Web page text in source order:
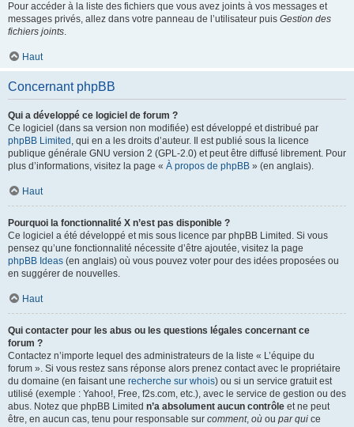
Pour accéder à la liste des fichiers que vous avez joints à vos messages et
messages privés, allez dans votre panneau de l’utilisateur puis Gestion des
fichiers joints.
Haut
Concernant phpBB
Qui a développé ce logiciel de forum ?
Ce logiciel (dans sa version non modifiée) est développé et distribué par
phpBB Limited , qui en a les droits d’auteur. Il est publié sous la licence
publique générale GNU version 2 (GPL-2.0) et peut être diffusé librement. Pour
plus d’informations, visitez la page « À propos de phpBB » (en anglais).
Haut
Pourquoi la fonctionnalité X n’est pas disponible ?
Ce logiciel a été développé et mis sous licence par phpBB Limited. Si vous
pensez qu’une fonctionnalité nécessite d’être ajoutée, visitez la page
phpBB Ideas (en anglais) où vous pouvez voter pour des idées proposées ou
en suggérer de nouvelles.
Haut
Qui contacter pour les abus ou les questions légales concernant ce
forum ?
Contactez n’importe lequel des administrateurs de la liste « L’équipe du
forum ». Si vous restez sans réponse alors prenez contact avec le propriétaire
du domaine (en faisant une recherche sur whois) ou si un service gratuit est
utilisé (exemple : Yahoo!, Free, f2s.com, etc.), avec le service de gestion ou des
abus. Notez que phpBB Limited n’a absolument aucun contrôle et ne peut
être, en aucun cas, tenu pour responsable sur comment, où ou par qui ce